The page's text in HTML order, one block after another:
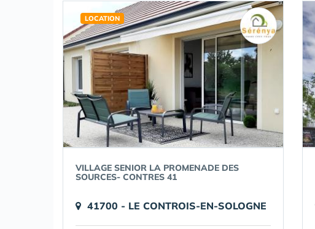
LOCATION
VILLAGE SENIOR LA PROMENADE DES
SOURCES- CONTRES 41
41700 - LE CONTROIS-EN-SOLOGNE